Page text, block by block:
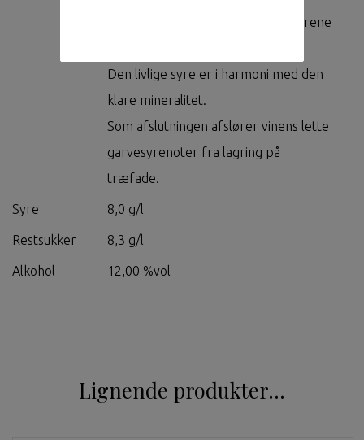
Denne vin begejstrer gennem sin rene
Den livlige syre er i harmoni med den
klare mineralitet.
Som afslutningen afslører vinens lette
garvesyrenoter fra lagring på
træfade.
Syre 8,0 g/l
Restsukker 8,3 g/l
Alkohol 12,00 %vol
Lignende produkter...